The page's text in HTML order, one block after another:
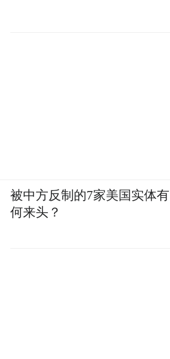
被中方反制的7家美国实体有
何来头？